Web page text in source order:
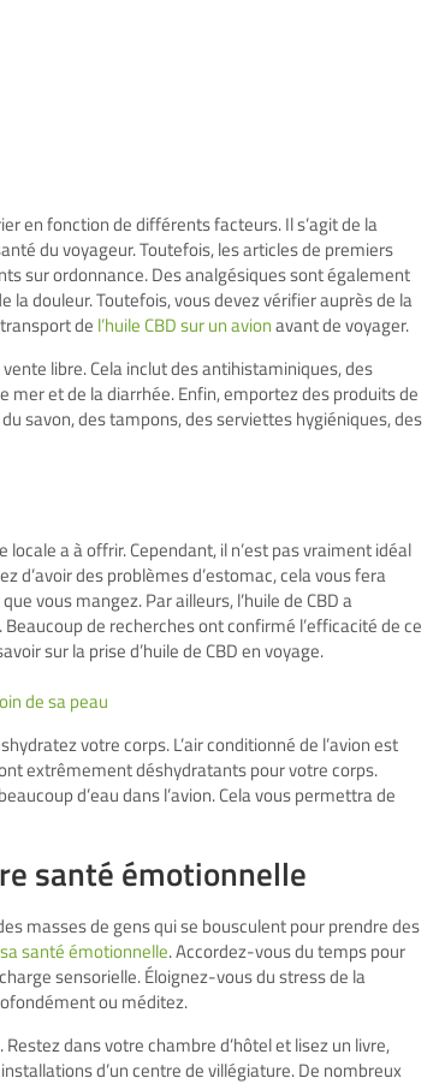
en fonction de différents facteurs. Il s’agit de la
du voyageur. Toutefois, les articles de premiers
sur ordonnance. Des analgésiques sont également
la douleur. Toutefois, vous devez vérifier auprès de la
de l’huile CBD sur un avionavant de voyager.
libre. Cela inclut des antihistaminiques, des
mer et de la diarrhée. Enfin, emportez des produits de
savon, des tampons, des serviettes hygiéniques, des
a à offrir. Cependant, il n’est pas vraiment idéal
d’avoir des problèmes d’estomac, cela vous fera
vous mangez. Par ailleurs, l’huile de CBD a
de recherches ont confirmé l’efficacité de ce
sur la prise d’huile de CBD en voyage.
de sa peau
votre corps. L’air conditionné de l’avion est
extrêmement déshydratants pour votre corps.
d’eau dans l’avion. Cela vous permettra de
santé émotionnelle
masses de gens qui se bousculent pour prendre des
santé émotionnelle. Accordez-vous du temps pour
sensorielle. Éloignez-vous du stress de la
ou méditez.
dans votre chambre d’hôtel et lisez un livre,
d’un centre de villégiature. De nombreux